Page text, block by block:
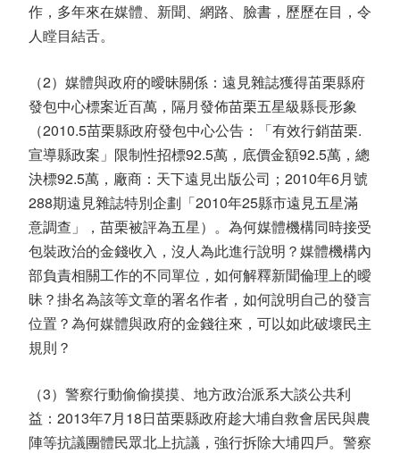
作，多年來在媒體、新聞、網路、臉書，歷歷在目，令
人瞠目結舌。
（2）媒體與政府的曖昧關係：遠見雜誌獲得苖栗縣府
發包中心標案近百萬，隔月發佈苗栗五星級縣長形象
（2010.5苗栗縣政府發包中心公告：「有效行銷苗栗.
宣導縣政案」限制性招標92.5萬，底價金額92.5萬，總
決標92.5萬，廠商：天下遠見出版公司；2010年6月號
288期遠見雜誌特別企劃「2010年25縣市遠見五星滿
意調查」，苗栗被評為五星）。為何媒體機構同時接受
包裝政治的金錢收入，沒人為此進行說明？媒體機構內
部負責相關工作的不同單位，如何解釋新聞倫理上的曖
昧？掛名為該等文章的署名作者，如何說明自己的發言
位置？為何媒體與政府的金錢往來，可以如此破壞民主
規則？
（3）警察行動偷偷摸摸、地方政治派系大談公共利
益：2013年7月18日苗栗縣政府趁大埔自救會居民與農
陣等抗議團體民眾北上抗議，強行拆除大埔四戶。警察